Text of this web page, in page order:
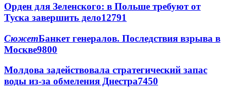
Орден для Зеленского: в Польше требуют от
Туска завершить дело12791
СюжетБанкет генералов. Последствия взрыва в
Москве9800
Молдова задействовала стратегический запас
воды из-за обмеления Днестра7450